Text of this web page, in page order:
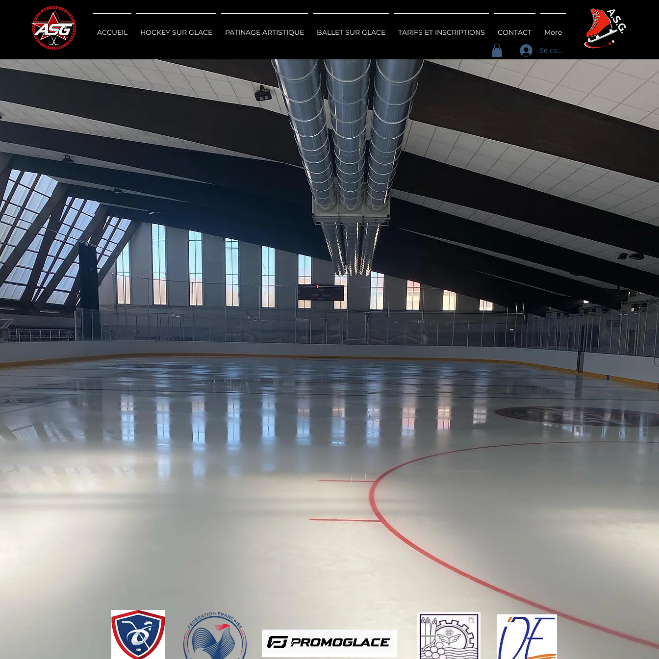
ACCUEIL HOCKEY SUR GLACE PATINAGE ARTISTIQUE BALLET SUR GLACE TARIFS ET INSCRIPTIONS CONTACT More
Se connecter